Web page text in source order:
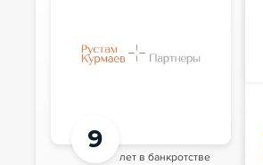
9
лет в банкротстве